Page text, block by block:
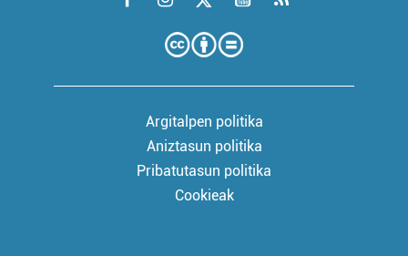
Argitalpen politika
Aniztasun politika
Pribatutasun politika
Cookieak